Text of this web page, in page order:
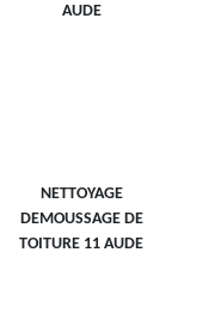
AUDE
NETTOYAGE
DEMOUSSAGE DE
TOITURE 11 AUDE